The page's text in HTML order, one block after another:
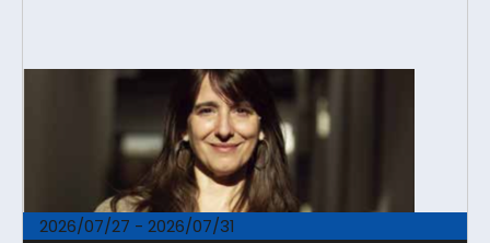
2026/07/27 - 2026/07/31